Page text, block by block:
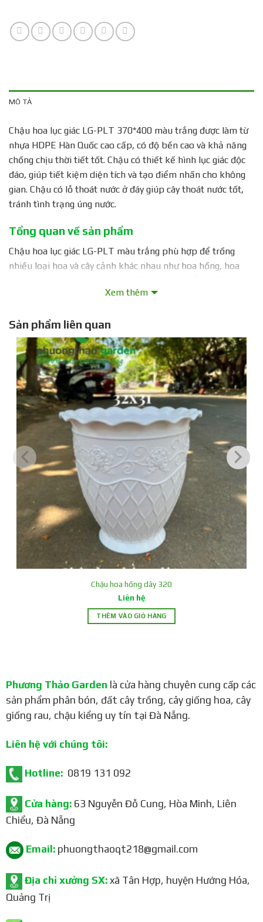
MÔ TẢ
Chậu hoa lục giác LG-PLT 370*400 màu trắng được làm từ
nhựa HDPE Hàn Quốc cao cấp, có độ bền cao và khả năng
chống chịu thời tiết tốt. Chậu có thiết kế hình lục giác độc
đáo, giúp tiết kiệm diện tích và tạo điểm nhấn cho không
gian. Chậu có lỗ thoát nước ở đáy giúp cây thoát nước tốt,
tránh tình trạng úng nước.
Tổng quan về sản phẩm
Chậu hoa lục giác LG-PLT màu trắng phù hợp để trồng
nhiều loại hoa và cây cảnh khác nhau như hoa hồng, hoa
thể sử dụng để trang trí nhà cửa, sân vườn, quán cà phê,
Kích thước: 370 x 400 mm
Màu sắc: Trắng
Ưu điểm
Chất liệu nhựa HDPE cao cấp, bền đẹp
Thiết kế hình lục giác độc đáo
Có lỗ thoát nước ở đáy
Phù hợp để trồng nhiều loại hoa và cây cảnh
Sử dụng để trang trí nhà cửa, sân vườn, quán cà phê, nhà
hàng
Mua chậu hoa lục giác LG-PLT 370*400 màu
trắng tại Phương Thảo Garden
Xem thêm
Sản phẩm liên quan
Chậu hoa hồng dây 320
Liên hệ
THÊM VÀO GIỎ HÀNG
Phương Thảo Garden là cửa hàng chuyên cung cấp các
sản phẩm phân bón, đất cây trồng, cây giống hoa, cây
giống rau, chậu kiểng uy tín tại Đà Nẵng.
Liên hệ với chúng tôi:
Hotline:0819 131 092
Cửa hàng:63 Nguyễn Đỗ Cung, Hòa Minh, Liên
Chiểu, Đà Nẵng
Email:phuongthaoqt218@gmail.com
Địa chỉ xưởng SX:xã Tân Hợp, huyện Hướng Hóa,
Quảng Trị